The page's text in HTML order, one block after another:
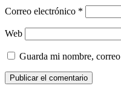
Correo electrónico *
Web
Guarda mi nombre,